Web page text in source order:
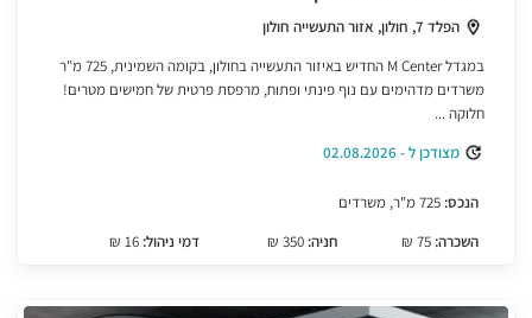
הפלד 7, חולון, אזור התעשייה חולון
במגדל M Center החדיש באיזור התעשייה בחולון, בקומה השמינית, 725 מ"ר
משרדים מדהימים עם נוף פינתי ופתוח, מרפסת פרטית של חמישים מטרים!
חלוקה ...
מצודכן ל - 02.08.2026
הנכס:
השכרה:
חניה: דמי ניהול: 16 ₪